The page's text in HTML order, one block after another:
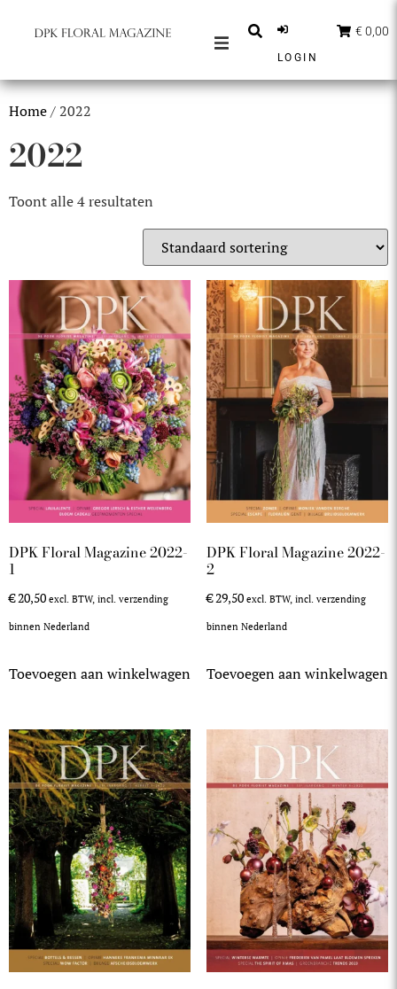
NEDERLANDS
ABONNEER
LOGIN
€ 0,00
Home/ 2022
2022
Toont alle 4 resultaten
DPK Floral Magazine 2022-
1
€20,50 excl. BTW, incl. verzending
binnen Nederland
Toevoegen aan winkelwagen
DPK Floral Magazine 2022-
2
€29,50 excl. BTW, incl. verzending
binnen Nederland
Toevoegen aan winkelwagen